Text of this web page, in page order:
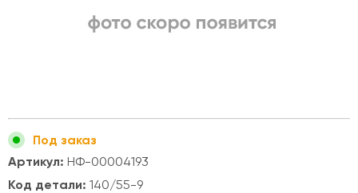
Под заказ
Артикул: НФ-00004193
Код детали: 140/55-9